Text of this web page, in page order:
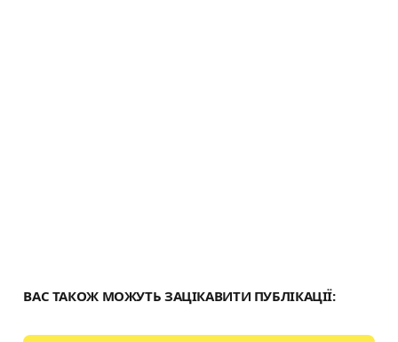
ВАС ТАКОЖ МОЖУТЬ ЗАЦІКАВИТИ ПУБЛІКАЦІЇ: